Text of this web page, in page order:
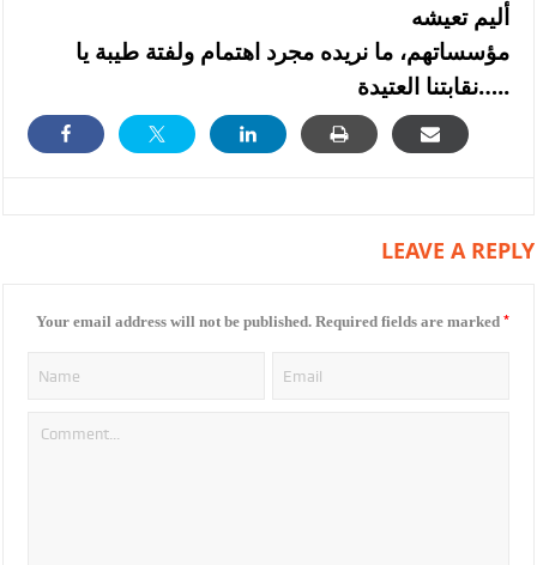
أليم تعيشه
مؤسساتهم، ما نريده مجرد اهتمام ولفتة طيبة يا
نقابتنا العتيدة…..
LEAVE A REPLY
Your email address will not be published. Required fields are marked *